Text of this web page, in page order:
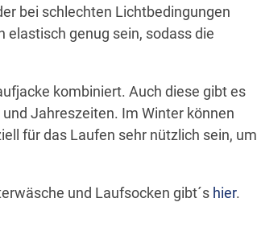
bei schlechten Lichtbedingungen
elastisch genug sein, sodass die
kombiniert. Auch diese gibt es
Jahreszeiten. Im Winter können
für das Laufen sehr nützlich sein, um
und Laufsocken gibt´s hier.